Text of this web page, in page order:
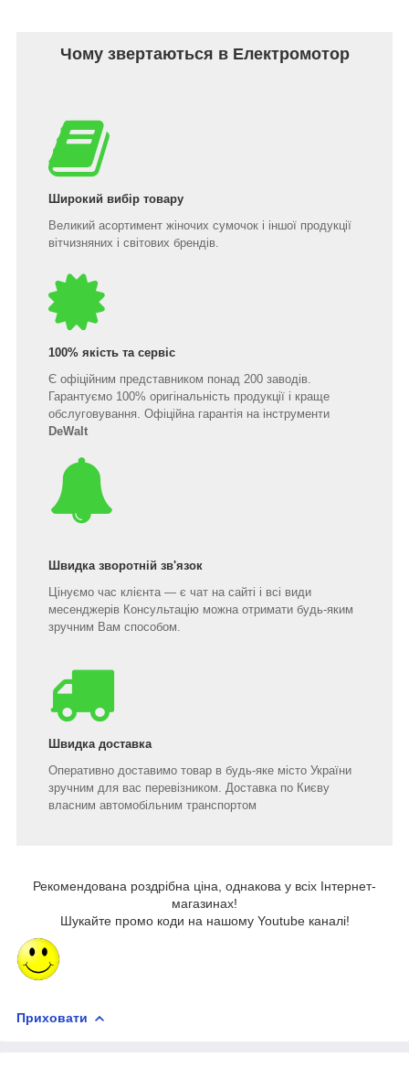
Чому звертаються в Електромотор
Широкий вибір товару
Великий асортимент жіночих сумочок і іншої продукції
вітчизняних і світових брендів.
100% якість та сервіс
Є офіційним представником понад 200 заводів.
Гарантуємо 100% оригінальність продукції і краще
обслуговування. Офіційна гарантія на інструменти
DeWalt
Швидка зворотній зв'язок
Цінуємо час клієнта — є чат на сайті і всі види
месенджерів Консультацію можна отримати будь-яким
зручним Вам способом.
Швидка доставка
Оперативно доставимо товар в будь-яке місто України
зручним для вас перевізником. Доставка по Києву
власним автомобільним транспортом
Рекомендована роздрібна ціна, однакова у всіх Інтернет-
магазинах!
Шукайте промо коди на нашому Youtube каналі!
Приховати